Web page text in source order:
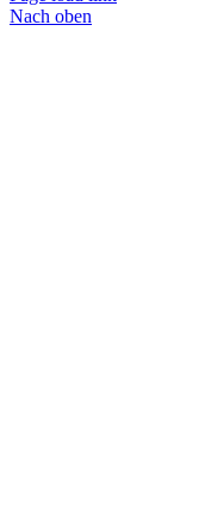
Nach oben